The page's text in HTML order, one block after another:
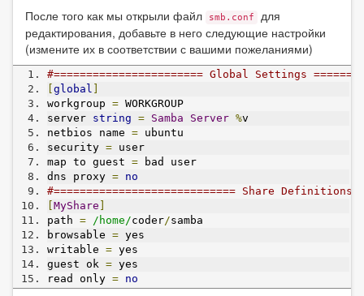
После того как мы открыли файл smb.conf
для
редактирования, добавьте в него следующие настройки
(измените их в соответствии с вашими пожеланиями)
#======================= Global Settings
[global ]
workgroup = WORKGROUP
server string = Samba Server %v
netbios name = ubuntu
security = user
map to guest = bad user
dns proxy = no
#============================ Share Definitions
[MyShare ]
path = /home/coder/samba
browsable = yes
writable = yes
guest ok = yes
read only = no